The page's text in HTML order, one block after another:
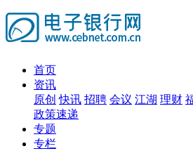
首页
资讯
原创 快讯 招聘 会议 江湖 理财
政策速递
专题
专栏